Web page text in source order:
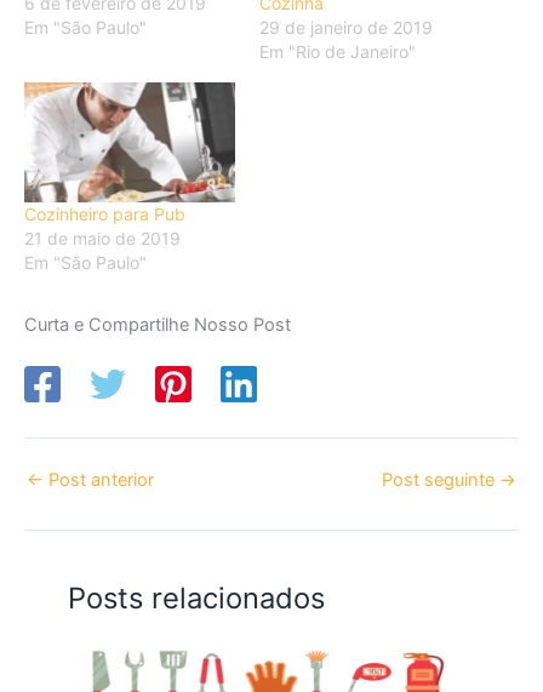
Em "São Paulo"
29 de janeiro de 2019
Em "Rio de Janeiro"
Cozinheiro para Pub
21 de maio de 2019
Em "São Paulo"
Curta e Compartilhe Nosso Post
← Post anterior Post seguinte →
Posts relacionados